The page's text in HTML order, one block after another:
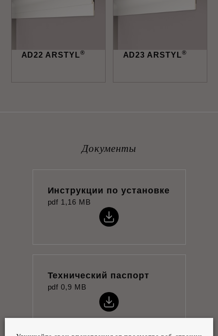
AD22 ARSTYL® AD23 ARSTYL®
Документы
Инструкции по установке
pdf 1,16 MB
Технический паспорт
pdf 0,9 MB